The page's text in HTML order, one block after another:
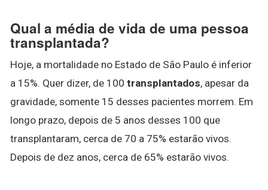
Qual a média de vida de uma pessoa
transplantada?
Hoje, a mortalidade no Estado de São Paulo é inferior
a 15%. Quer dizer, de 100 transplantados, apesar da
gravidade, somente 15 desses pacientes morrem. Em
longo prazo, depois de 5 anos desses 100 que
transplantaram, cerca de 70 a 75% estarão vivos.
Depois de dez anos, cerca de 65% estarão vivos.